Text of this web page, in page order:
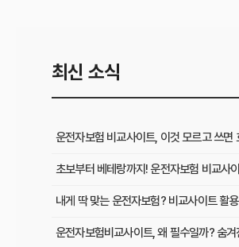
최신 소식